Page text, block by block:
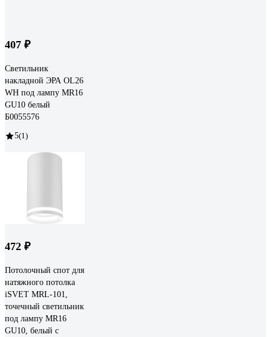
407 ₽
Светильник
накладной ЭРА OL26
WH под лампу MR16
GU10 белый
Б0055576
5(1)
472 ₽
Потолочный спот для
натяжного потолка
iSVET MRL-101,
точечный светильник
под лампу MR16
GU10, белый с